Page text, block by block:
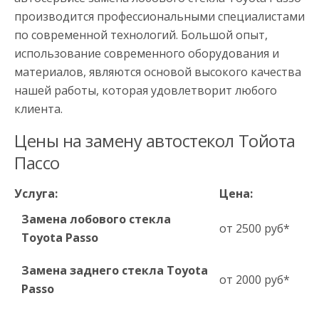
производится профессиональными специалистами
по современной технологий. Большой опыт,
использование современного оборудования и
материалов, являются основой высокого качества
нашей работы, которая удовлетворит любого
клиента.
Цены на замену автостекол Тойота
Пассо
Услуга:
Цена:
Замена лобового стекла
Toyota Passo
от 2500 руб*
Замена заднего стекла Toyota
Passo
от 2000 руб*